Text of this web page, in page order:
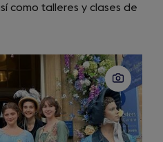
como talleres y clases de